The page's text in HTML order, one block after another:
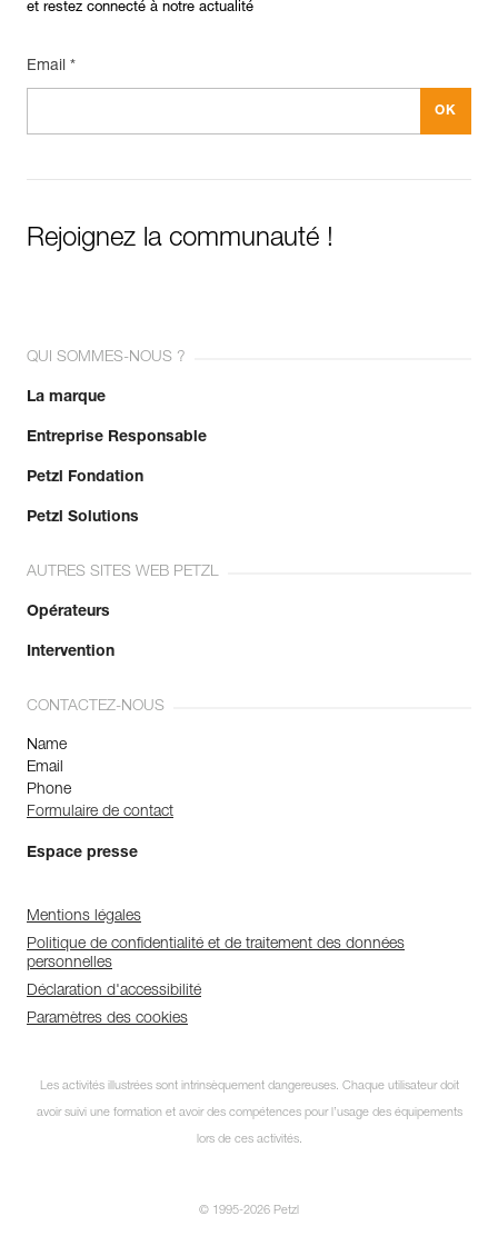
et restez connecté à notre actualité
Email *
Rejoignez la communauté !
QUI SOMMES-NOUS ?
La marque
Entreprise Responsable
Petzl Fondation
Petzl Solutions
AUTRES SITES WEB PETZL
Opérateurs
Intervention
CONTACTEZ-NOUS
Name
Email
Phone
Formulaire de contact
Espace presse
Mentions légales
Politique de confidentialité et de traitement des données
personnelles
Déclaration d'accessibilité
Paramètres des cookies
Les activités illustrées sont intrinsèquement dangereuses. Chaque utilisateur doit
avoir suivi une formation et avoir des compétences pour l’usage des équipements
lors de ces activités.
© 1995-2026 Petzl